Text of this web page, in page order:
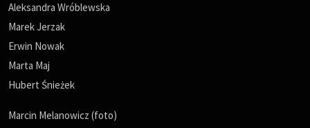
Aleksandra Wróblewska
Marek Jerzak
Erwin Nowak
Marta Maj
Hubert Śnieżek
Marcin Melanowicz (foto)